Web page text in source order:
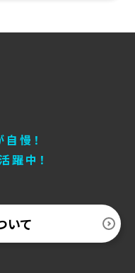
慢！
躍中！
いて